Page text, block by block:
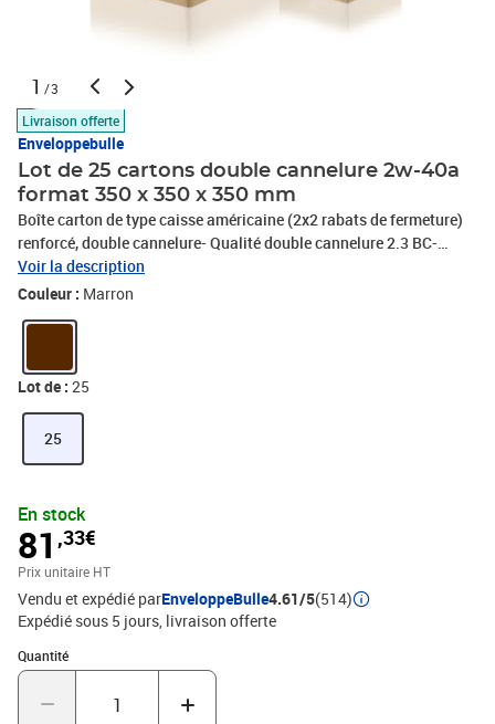
1 /3
Livraison offerte
Enveloppebulle
Lot de 25 cartons double cannelure 2w-40a
format 350 x 350 x 350 mm
Boîte carton de type caisse américaine (2x2 rabats de fermeture)
renforcé, double cannelure- Qualité double cannelure 2.3 BC-
Bonne finition avec extérieur écru (marron)- Très bonne
résistance.- Idéal pour vos expéditions- Très pratique pour vos
Voir la description
Couleur : Marron
Lot de : 25
25
En stock
81 ,33€
Prix unitaire HT
Vendu et expédié parEnveloppeBulle4.61/5(514)
Expédié sous 5 jours livraison offerte
Quantité
Quantité : 1